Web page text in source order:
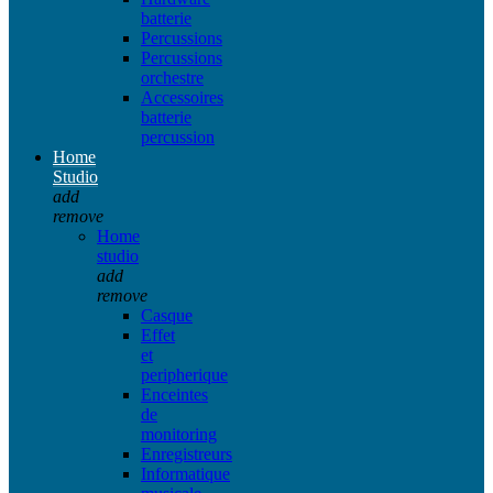
batterie
Percussions
Percussions
orchestre
Accessoires
batterie
percussion
Home
Studio
add
remove
Home
studio
add
remove
Casque
Effet
et
peripherique
Enceintes
de
monitoring
Enregistreurs
Informatique